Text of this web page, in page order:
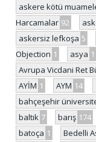
askere kötü
Harcamalar 92
askersiz lefkoşa 5
Objection 1 asya 1
Avrupa Vicdani Ret
AYİM 1 AYM 14
bahçeşehir
baltık 7 barış 174
batoça 1 Bedelli